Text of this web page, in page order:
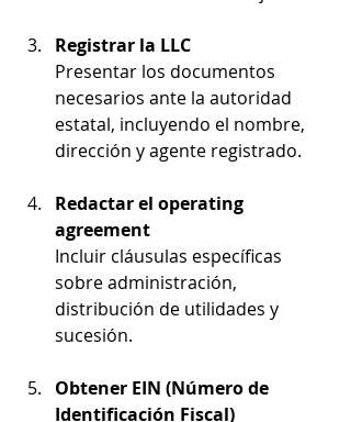
Registrar la LLC
Presentar los documentos
necesarios ante la autoridad
estatal, incluyendo el nombre,
dirección y agente registrado.
Redactar el operating
agreement
Incluir cláusulas específicas
sobre administración,
distribución de utilidades y
sucesión.
Obtener EIN (Número de
Identificación Fiscal)